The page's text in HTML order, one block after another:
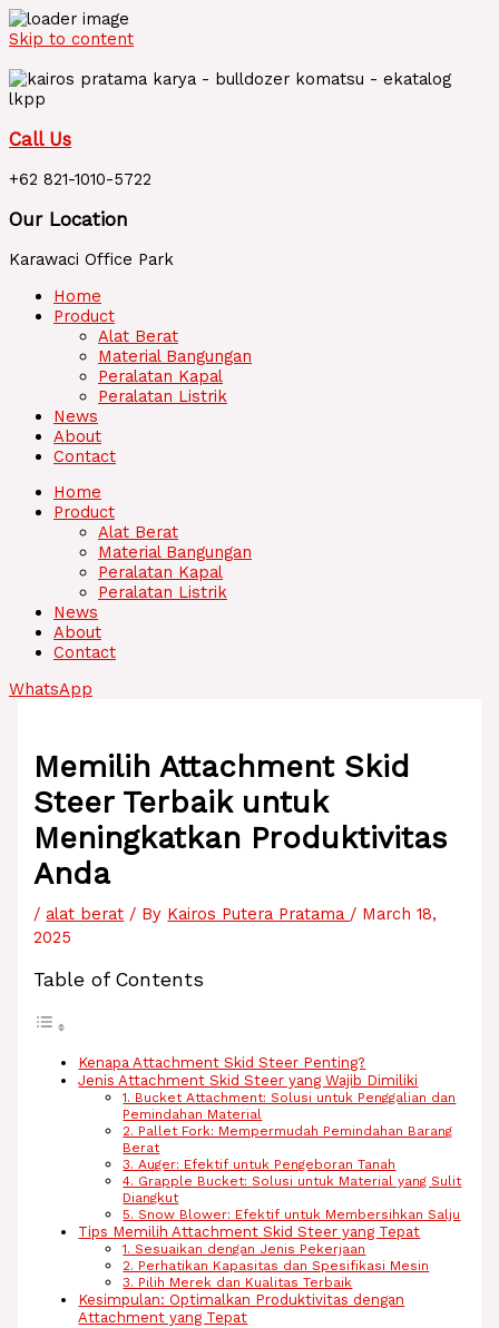
Skip to content
Call Us
+62 821-1010-5722
Our Location
Karawaci Office Park
Home
Product
Alat Berat
Material Bangungan
Peralatan Kapal
Peralatan Listrik
News
About
Contact
Home
Product
Alat Berat
Material Bangungan
Peralatan Kapal
Peralatan Listrik
News
About
Contact
WhatsApp
Memilih Attachment Skid
Steer Terbaik untuk
Meningkatkan Produktivitas
Anda
/ alat berat / By Kairos Putera Pratama / March 18,
2025
Table of Contents
Kenapa Attachment Skid Steer Penting?
Jenis Attachment Skid Steer yang Wajib Dimiliki
1. Bucket Attachment: Solusi untuk Penggalian dan
Pemindahan Material
2. Pallet Fork: Mempermudah Pemindahan Barang
Berat
3. Auger: Efektif untuk Pengeboran Tanah
4. Grapple Bucket: Solusi untuk Material yang Sulit
Diangkut
5. Snow Blower: Efektif untuk Membersihkan Salju
Tips Memilih Attachment Skid Steer yang Tepat
1. Sesuaikan dengan Jenis Pekerjaan
2. Perhatikan Kapasitas dan Spesifikasi Mesin
3. Pilih Merek dan Kualitas Terbaik
Kesimpulan: Optimalkan Produktivitas dengan
Attachment yang Tepat